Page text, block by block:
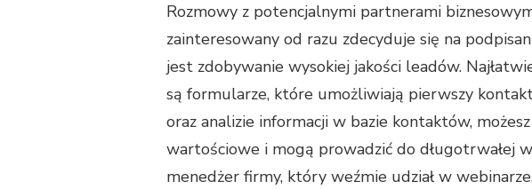
Rozmowy z potencjalnymi partnerami
zainteresowany od razu zdecyduje się na
jest zdobywanie wysokiej jakości leadów.
są formularze, które umożliwiają pierwszy
oraz analizie informacji w bazie kontaktów,
wartościowe i mogą prowadzić do długotrwałej
menedżer firmy, który weźmie udział w